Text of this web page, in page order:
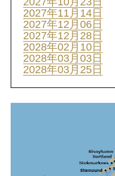
2027年11月14日
2027年12月06日
2027年12月28日
2028年02月10日
2028年03月03日
2028年03月25日